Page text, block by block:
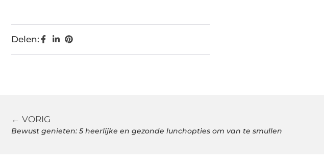
Delen:
← VORIG
Bewust genieten: 5 heerlijke en gezonde lunchopties om van te smullen